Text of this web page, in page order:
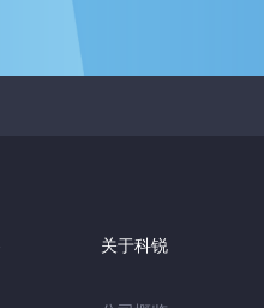
关于科锐